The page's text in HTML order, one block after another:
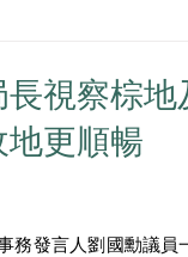
調查 新冠肺炎
視察棕
更順暢
務發言人劉國勳議